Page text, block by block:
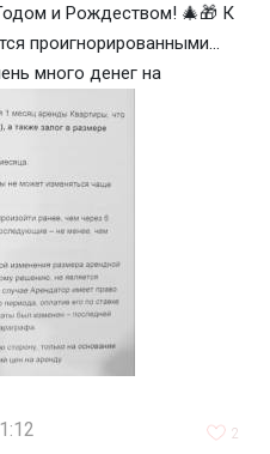
и Рождеством! 🎄🎁 К
проигнорированными...
много денег на
2